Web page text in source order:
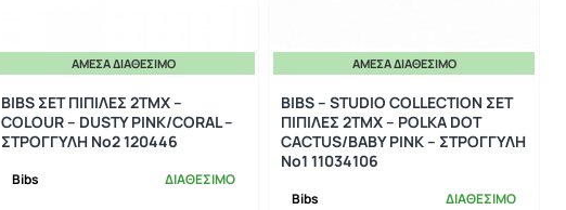
ΆΜΕΣΑ ΔΙΑΘΈΣΙΜΟ
Bibs ΔΙΑΘΕΣΙΜΟ
BIBS ΣΕΤ ΠΙΠΙΛΕΣ 2ΤΜΧ –
COLOUR – DUSTY PINK/CORAL –
ΣΤΡΟΓΓΥΛΗ No2 120446
ΆΜΕΣΑ ΔΙΑΘΈΣΙΜΟ
Bibs ΔΙΑΘΕΣΙΜΟ
BIBS – STUDIO COLLECTION ΣΕΤ
ΠΙΠΙΛΕΣ 2ΤΜΧ – POLKA DOT
CACTUS/BABY PINK – ΣΤΡΟΓΓΥΛΗ
No1 11034106